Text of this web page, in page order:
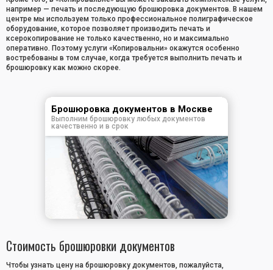
например — печать и последующую брошюровка документов. В нашем
центре мы используем только профессиональное полиграфическое
оборудование, которое позволяет производить печать и
ксерокопирование не только качественно, но и максимально
оперативно. Поэтому услуги «Копировальни» окажутся особенно
востребованы в том случае, когда требуется выполнить печать и
брошюровку как можно скорее.
Брошюровка документов в Москве
Выполним брошюровку любых документов
качественно и в срок
Стоимость брошюровки документов
Чтобы узнать цену на брошюровку документов, пожалуйста,